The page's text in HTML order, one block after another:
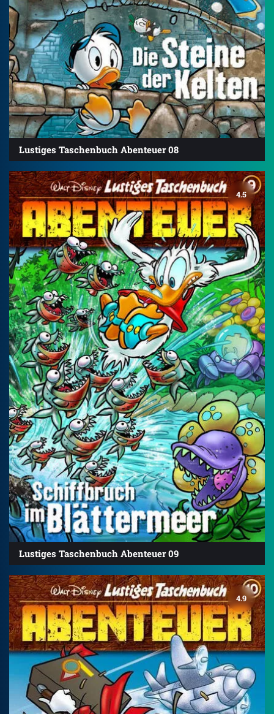
Lustiges Taschenbuch Abenteuer 08
4.5
Lustiges Taschenbuch Abenteuer 09
4.9